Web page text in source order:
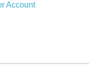
Account